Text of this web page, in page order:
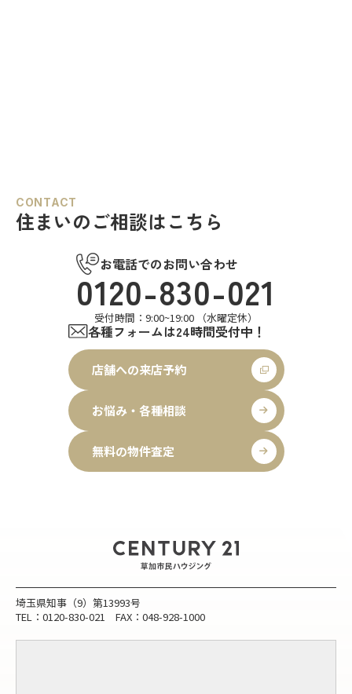
CONTACT
住まいのご相談はこちら
お電話でのお問い合わせ
0120-830-021
受付時間：9:00~19:00 （水曜定休）
各種フォームは24時間受付中！
店舗への来店予約
お悩み・各種相談
無料の物件査定
埼玉県知事（9）第13993号
TEL：0120-830-021 FAX：048-928-1000